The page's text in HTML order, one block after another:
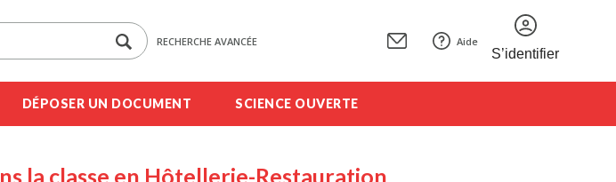
RECHERCHE AVANCÉE Aide
S’identifier
DÉPOSER UN DOCUMENT SCIENCE OUVERTE
la classe en Hôtellerie-Restauration